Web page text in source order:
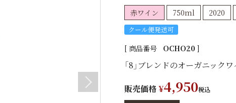
赤ワイン 750ml 2020
クール便発送可
商品番号 OCHO20
「8」ブレンドのオーガニック
販売価格¥4,950税込